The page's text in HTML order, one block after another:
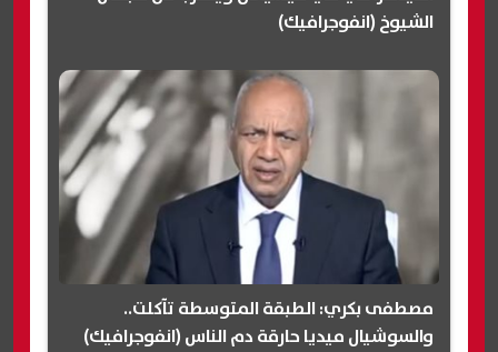
الشيوخ (انفوجرافيك)
مصطفى بكري: الطبقة المتوسطة تآكلت..
والسوشيال ميديا حارقة دم الناس (انفوجرافيك)